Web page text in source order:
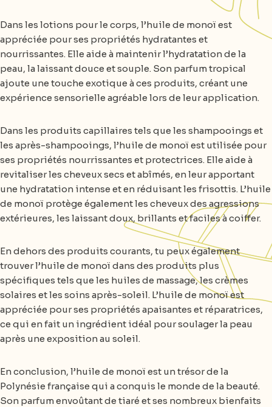
Dans les lotions pour le corps, l’huile de monoï est
appréciée pour ses propriétés hydratantes et
nourrissantes. Elle aide à maintenir l’hydratation de la
peau, la laissant douce et souple. Son parfum tropical
ajoute une touche exotique à ces produits, créant une
expérience sensorielle agréable lors de leur application.
Dans les produits capillaires tels que les shampooings et
les après-shampooings, l’huile de monoï est utilisée pour
ses propriétés nourrissantes et protectrices. Elle aide à
revitaliser les cheveux secs et abîmés, en leur apportant
une hydratation intense et en réduisant les frisottis. L’huile
de monoï protège également les cheveux des agressions
extérieures, les laissant doux, brillants et faciles à coiffer.
En dehors des produits courants, tu peux également
trouver l’huile de monoï dans des produits plus
spécifiques tels que les huiles de massage, les crèmes
solaires et les soins après-soleil. L’huile de monoï est
appréciée pour ses propriétés apaisantes et réparatrices,
ce qui en fait un ingrédient idéal pour soulager la peau
après une exposition au soleil.
En conclusion, l’huile de monoï est un trésor de la
Polynésie française qui a conquis le monde de la beauté.
Son parfum envoûtant de tiaré et ses nombreux bienfaits